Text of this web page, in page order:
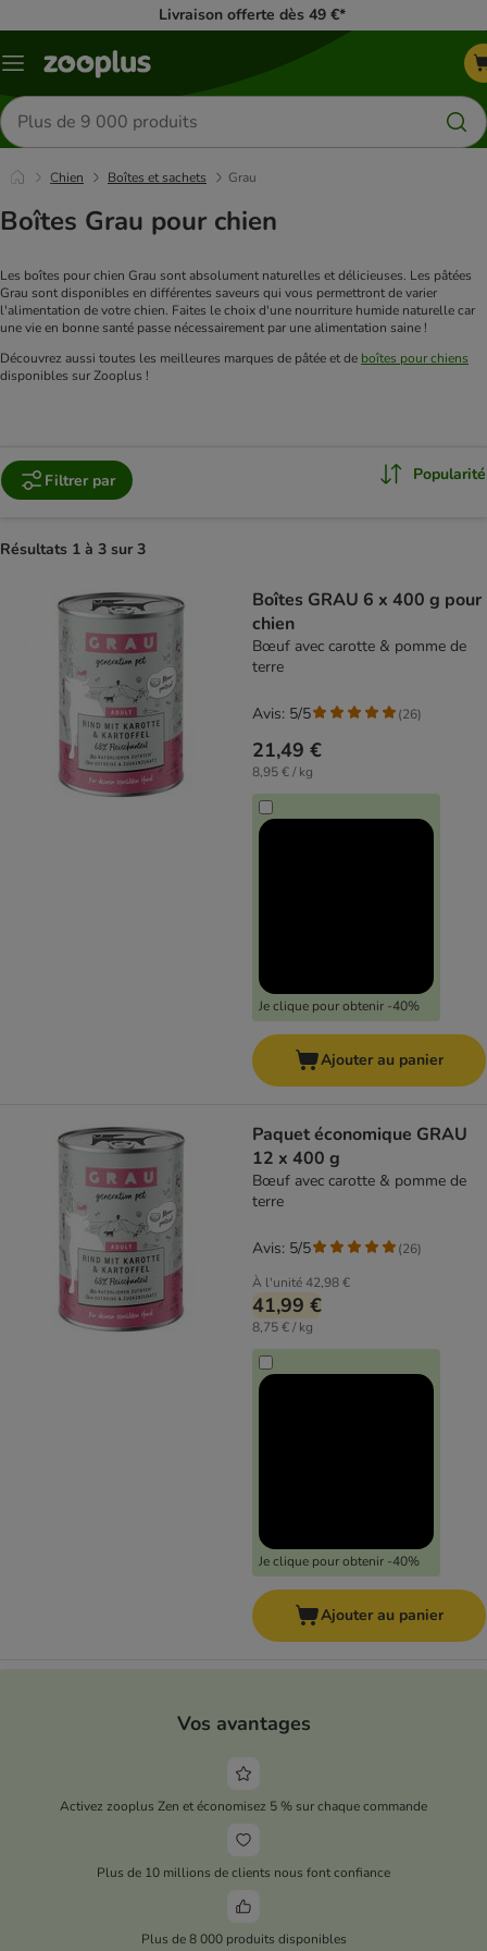
Livraison offerte dès 49 €*
Menu
Rechercher
des
produits
Chien Boîtes et sachets Grau
Boîtes Grau pour chien
Les boîtes pour chien Grau sont absolument naturelles et délicieuses. Les pâtées
Grau sont disponibles en différentes saveurs qui vous permettront de varier
l'alimentation de votre chien. Faites le choix d'une nourriture humide naturelle car
une vie en bonne santé passe nécessairement par une alimentation saine !
Découvrez aussi toutes les meilleures marques de pâtée et de boîtes pour chiens
disponibles sur Zooplus !
Filtrer par Popularité
Résultats 1 à 3 sur 3
Boîtes GRAU 6 x 400 g pour
chien
Bœuf avec carotte & pomme de
terre
21,49 €
8,95 € / kg
Je clique pour obtenir -40%
Avis: 5/5 (26)
Ajouter au panier
Paquet économique GRAU
12 x 400 g
Bœuf avec carotte & pomme de
terre
À l'unité42,98 €
41,99 €
8,75 € / kg
Je clique pour obtenir -40%
Avis: 5/5 (26)
Ajouter au panier
Vos avantages
Activez zooplus Zen et économisez 5 % sur chaque commande
Plus de 10 millions de clients nous font confiance
Plus de 8 000 produits disponibles